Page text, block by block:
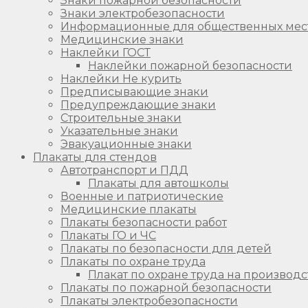
Знаки электробезопасности
Информационные для общественных
Медицинские знаки
Наклейки ГОСТ
Наклейки пожарной безопасности
Наклейки Не курить
Предписывающие знаки
Предупреждающие знаки
Строительные знаки
Указательные знаки
Эвакуационные знаки
Плакаты для стендов
Автотранспорт и ПДД
Плакаты для автошколы
Военные и патриотические
Медицинские плакаты
Плакаты безопасности работ
Плакаты ГО и ЧС
Плакаты по безопасности для детей
Плакаты по охране труда
Плакат по охране труда на
Плакаты по пожарной безопасности
Плакаты электробезопасности